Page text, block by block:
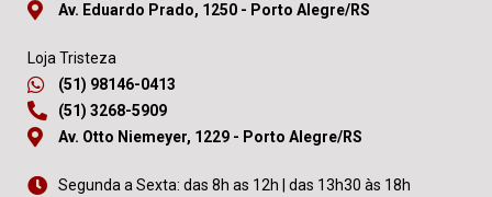
Av. Eduardo Prado, 1250 - Porto Alegre/RS
Loja Tristeza
(51) 98146-0413
(51) 3268-5909
Av. Otto Niemeyer, 1229 - Porto Alegre/RS
Segunda a Sexta: das 8h as 12h | das 13h30 às 18h